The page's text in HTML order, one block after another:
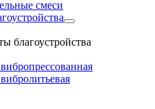
смеси
благоустройства